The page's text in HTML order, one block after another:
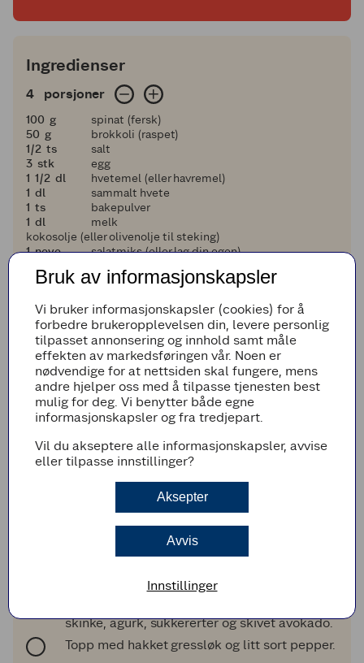
Ingredienser
4 porsjoner
4 porsjoner
100
100 g
spinat (fersk)
50
50 g
brokkoli (raspet)
en halv
1/2 ts
salt
3
3 stk
egg
1 og en halv
1 1/2 dl
hvetemel (eller havremel)
11 dl
sammalt hvete
11 ts
bakepulver
11 dl
melk
kokosolje (eller olivenolje til steking)
1
1 neve
salatmiks (eller lag din egen)
stk
avokado
en fjerdedel
1/4 stk
agurk
dl
cottage cheese
gressløk (litt frisk)
Legg til i handleliste
Fremgangsmetode
Rør sammen mel og bakepulver i en bolle.
Rasp brokkoli og finhakk spinat.
Ha grønnsaker, salt, egg og melk i en bolle og
visp det godt sammen. Ha i melet og rør det
til en tykk blanding
skinke, agurk, sukkererter og skivet avokado.
Topp med hakket gressløk og litt sort pepper.
Bruk av informasjonskapsler
Vi bruker informasjonskapsler (cookies) for å
forbedre brukeropplevelsen din, levere personlig
tilpasset annonsering og innhold samt måle
effekten av markedsføringen vår. Noen er
nødvendige for at nettsiden skal fungere, mens
andre hjelper oss med å tilpasse tjenesten best
mulig for deg. Vi benytter både egne
informasjonskapsler og fra tredjepart.
Vil du akseptere alle informasjonskapsler, avvise
eller tilpasse innstillinger?
Aksepter
Avvis
Innstillinger